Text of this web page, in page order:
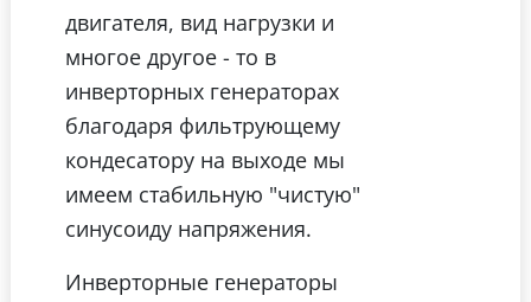
двигателя, вид нагрузки и
многое другое - то в
инверторных генераторах
благодаря фильтрующему
кондесатору на выходе мы
имеем стабильную "чистую"
синусоиду напряжения.
Инверторные генераторы